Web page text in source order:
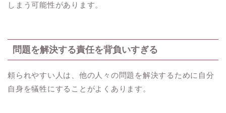
しまう可能性があります。
問題を解決する責任を背負いすぎる
頼られやすい人は、他の人々の問題を解決するために自分
自身を犠牲にすることがよくあります。